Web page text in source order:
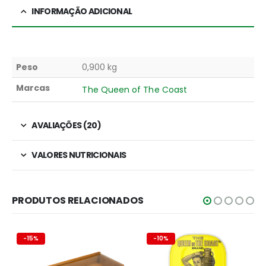
INFORMAÇÃO ADICIONAL
Peso
0,900 kg
Marcas
The Queen of The Coast
AVALIAÇÕES (20)
VALORES NUTRICIONAIS
PRODUTOS RELACIONADOS
-15% -10%